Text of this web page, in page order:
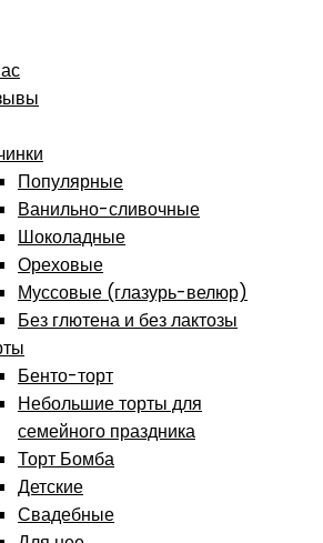
Популярные
Ванильно-сливочные
Шоколадные
Ореховые
Муссовые (глазурь-велюр)
Без глютена и без лактозы
Бенто-торт
Небольшие торты для
семейного праздника
Торт Бомба
Детские
Свадебные